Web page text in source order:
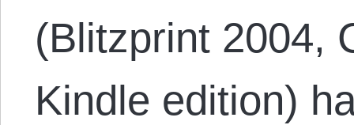
(Blitzprint 2004,
Kindle edition)